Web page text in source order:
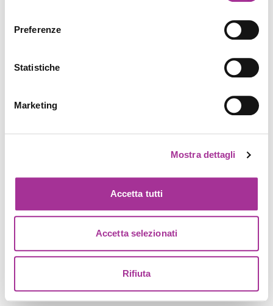
Preferenze
Statistiche
Marketing
Mostra dettagli
Accetta tutti
Accetta selezionati
Rifiuta